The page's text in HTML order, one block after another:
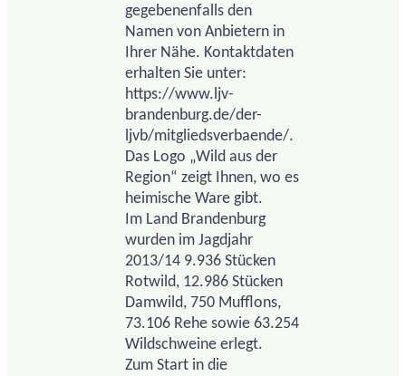
gegebenenfalls den
Namen von Anbietern in
Ihrer Nähe. Kontaktdaten
erhalten Sie unter:
https://www.ljv-
brandenburg.de/der-
ljvb/mitgliedsverbaende/.
Das Logo „Wild aus der
Region“ zeigt Ihnen, wo es
heimische Ware gibt.
Im Land Brandenburg
wurden im Jagdjahr
2013/14 9.936 Stücken
Rotwild, 12.986 Stücken
Damwild, 750 Mufflons,
73.106 Rehe sowie 63.254
Wildschweine erlegt.
Zum Start in die